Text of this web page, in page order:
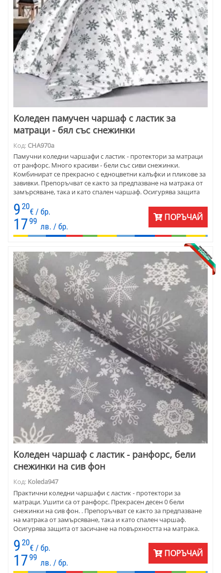
Коледен памучен чаршаф с ластик за
матраци - бял със снежинки
Код: CHA970a
Памучни коледни чаршафи с ластик - протектори за матраци
от ранфорс. Много красиви - бели със сиви снежинки.
Комбинират се прекрасно с едноцветни калъфки и пликове за
завивки. Препоръчват се както за предпазване на матрака от
замърсяване, така и като спален чаршаф. Осигурява защита
9 20
€ / бр.
1799
лв. / бр.
ПОРЪЧАЙ
Коледен чаршаф с ластик - ранфорс, бели
снежинки на сив фон
Код: Koleda947
Практични коледни чаршафи с ластик - протектори за
матраци. Ушити са от ранфорс. Прекрасен десен 0 бели
снежинки на сив фон. . Препоръчват се както за предпазване
на матрака от замърсяване, така и като спален чаршаф.
Осигурява защита от засичане на повърхността на матрака.
9 20
€ / бр.
1799
лв. / бр.
ПОРЪЧАЙ